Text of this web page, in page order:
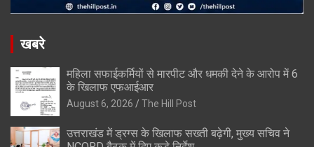
खबरे
महिला सफाईकर्मियों से मारपीट और धमकी देने के आरोप में 6
के खिलाफ एफआईआर
August 6, 2026 The Hill Post
उत्तराखंड में ड्रग्स के खिलाफ सख्ती बढ़ेगी, मुख्य सचिव ने